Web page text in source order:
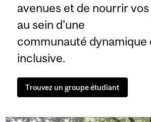
avenues et de nourrir vos
au sein d’une
communauté dynamique
inclusive.
Trouvez un groupe étudiant